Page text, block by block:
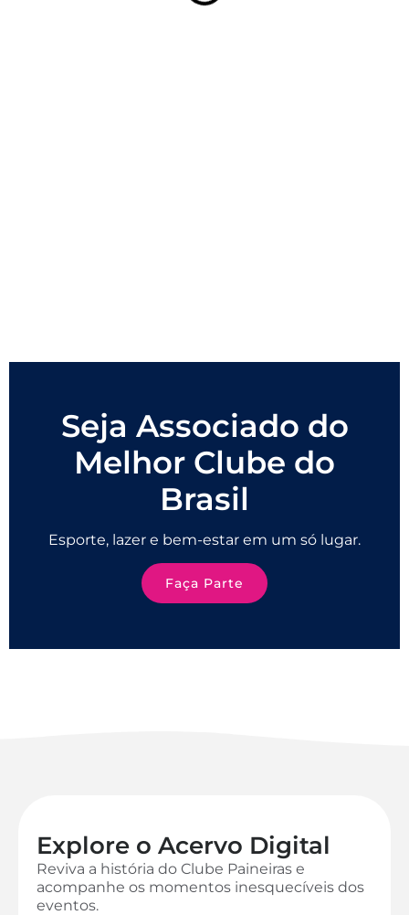
Seja Associado do
Melhor Clube do
Brasil
Esporte, lazer e bem-estar em um só lugar.
Faça Parte
Explore o Acervo Digital
Reviva a história do Clube Paineiras e
acompanhe os momentos inesquecíveis dos
eventos.